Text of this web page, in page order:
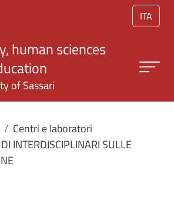
ITA
human sciences
of Sassari
Centri e laboratori
INTERDISCIPLINARI SULLE